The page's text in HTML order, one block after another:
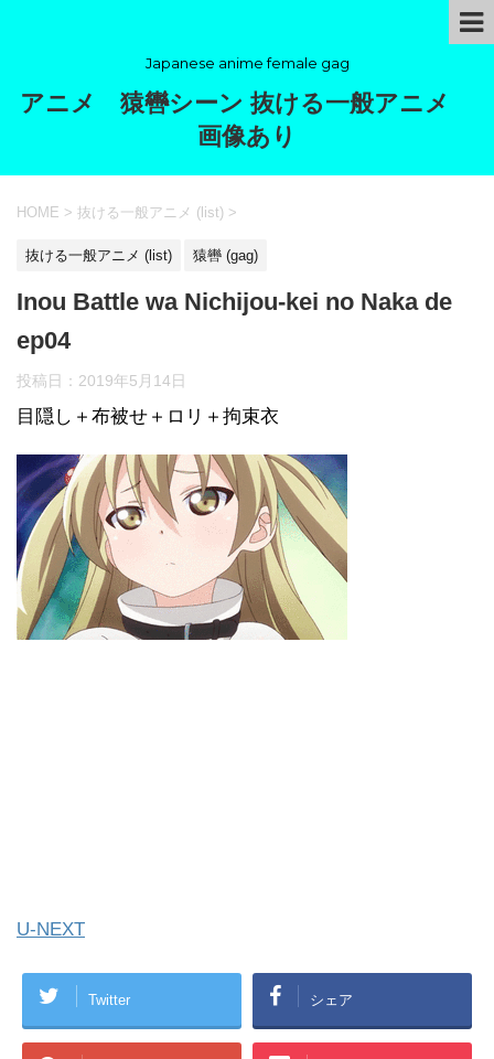
Japanese anime female gag
アニメ 猿轡シーン 抜ける一般アニメ
画像あり
HOME > 抜ける一般アニメ (list) >
抜ける一般アニメ (list) 猿轡 (gag)
Inou Battle wa Nichijou-kei no Naka de
ep04
投稿日： 2019年5月14日
目隠し＋布被せ＋ロリ＋拘束衣
U-NEXT
Twitter シェア